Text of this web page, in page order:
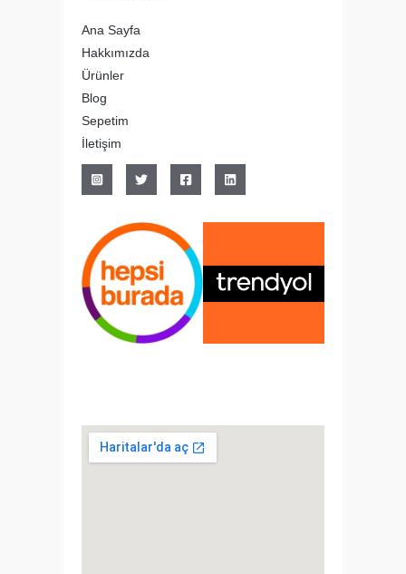
Ana Sayfa
Hakkımızda
Ürünler
Blog
Sepetim
İletişim